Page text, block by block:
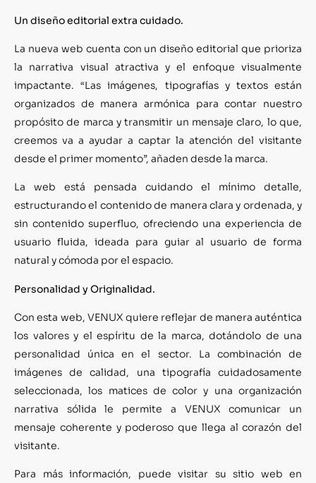
Un diseño editorial extra cuidado.
La nueva web cuenta con un diseño editorial que prioriza
la narrativa visual atractiva y el enfoque visualmente
impactante. “Las imágenes, tipografías y textos están
organizados de manera armónica para contar nuestro
propósito de marca y transmitir un mensaje claro, lo que,
creemos va a ayudar a captar la atención del visitante
desde el primer momento”, añaden desde la marca.
La web está pensada cuidando el mínimo detalle,
estructurando el contenido de manera clara y ordenada, y
sin contenido superfluo, ofreciendo una experiencia de
usuario fluida, ideada para guiar al usuario de forma
natural y cómoda por el espacio.
Personalidad y Originalidad.
Con esta web, VENUX quiere reflejar de manera auténtica
los valores y el espíritu de la marca, dotándolo de una
personalidad única en el sector. La combinación de
imágenes de calidad, una tipografía cuidadosamente
seleccionada, los matices de color y una organización
narrativa sólida le permite a VENUX comunicar un
mensaje coherente y poderoso que llega al corazón del
visitante.
Para más información, puede visitar su sitio web en